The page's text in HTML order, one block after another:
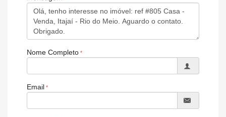
Lavanderia
Banheiro social
1 Vaga de garagem
Área descoberta nos fundos do terreno
** Valores e disponibilidade sujeito a alteração, consulte uma de
Nome Completo
Email